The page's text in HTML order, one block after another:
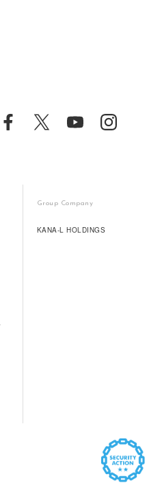
Group Company
KANA-L HOLDINGS